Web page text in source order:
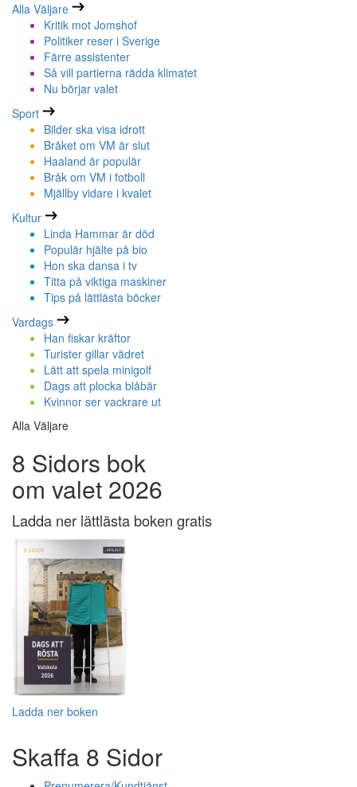
Alla Väljare
Kritik mot Jomshof
Politiker reser i Sverige
Färre assistenter
Så vill partierna rädda klimatet
Nu börjar valet
Sport
Bilder ska visa idrott
Bråket om VM är slut
Haaland är populär
Bråk om VM i fotboll
Mjällby vidare i kvalet
Kultur
Linda Hammar är död
Populär hjälte på bio
Hon ska dansa i tv
Titta på viktiga maskiner
Tips på lättlästa böcker
Vardags
Han fiskar kräftor
Turister gillar vädret
Lätt att spela minigolf
Dags att plocka blåbär
Kvinnor ser vackrare ut
Alla Väljare
8 Sidors bok
om valet 2026
Ladda ner lättlästa boken gratis
Ladda ner boken
Skaffa 8 Sidor